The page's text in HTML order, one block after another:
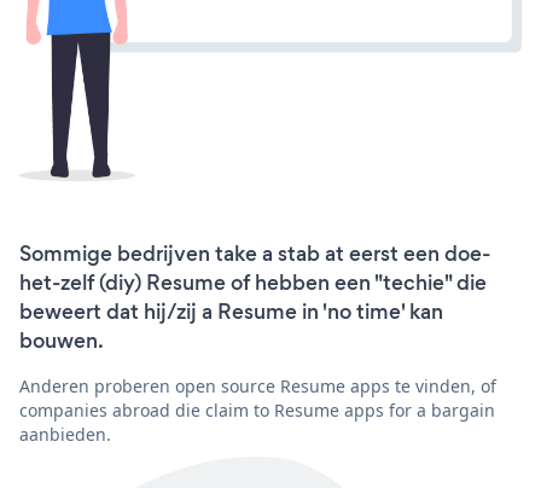
Sommige bedrijven take a stab at eerst een doe-
het-zelf (diy) Resume of hebben een "techie" die
beweert dat hij/zij a Resume in 'no time' kan
bouwen.
Anderen proberen open source Resume apps te vinden, of
companies abroad die claim to Resume apps for a bargain
aanbieden.